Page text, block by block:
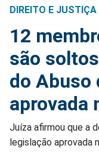
DIREITO E JUSTIÇA
12
são
do Abuso
aprovada
Juíza afirmou que a
legislação aprovada